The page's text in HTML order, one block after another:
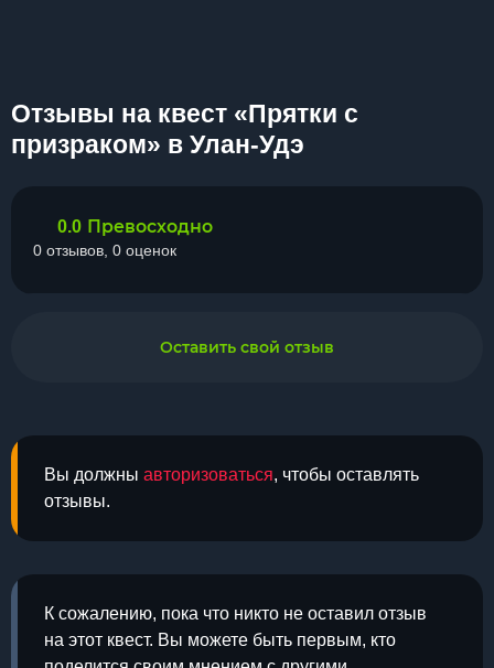
Отзывы на квест «Прятки с
призраком» в Улан-Удэ
Вы должны авторизоваться, чтобы оставлять
отзывы.
К сожалению, пока что никто не оставил отзыв
на этот квест. Вы можете быть первым, кто
0.0 Превосходно
0 отзывов, 0 оценок
Оставить свой отзыв